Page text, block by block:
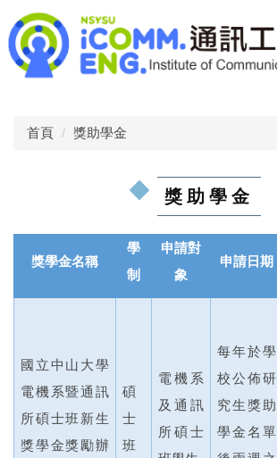
到
主
要
首頁 獎助學金
獎助學金
獎學金名稱
學
制
申請對
象
申請日期
國立中山大學
電機系暨通訊
所碩士班新生
獎學金獎勵辦
碩
士
班
電機系
及通訊
所碩士
每年於學
校公佈研
究生獎助
學金名單